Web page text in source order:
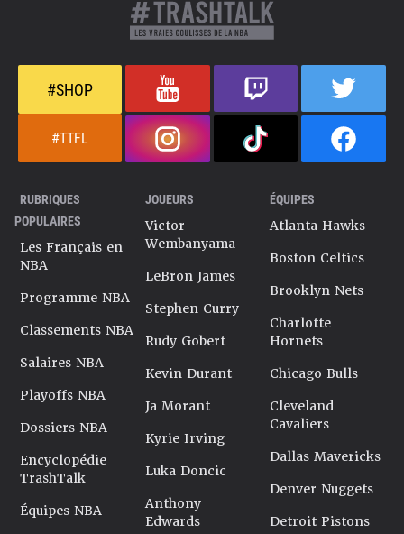
#SHOP
#TTFL
RUBRIQUES
POPULAIRES
Les Français en
NBA
Programme NBA
Classements NBA
Salaires NBA
Playoffs NBA
Dossiers NBA
Encyclopédie
TrashTalk
Équipes NBA
JOUEURS
Victor
Wembanyama
LeBron James
Stephen Curry
Rudy Gobert
Kevin Durant
Ja Morant
Kyrie Irving
Luka Doncic
Anthony
Edwards
ÉQUIPES
Atlanta Hawks
Boston Celtics
Brooklyn Nets
Charlotte
Hornets
Chicago Bulls
Cleveland
Cavaliers
Dallas Mavericks
Denver Nuggets
Detroit Pistons